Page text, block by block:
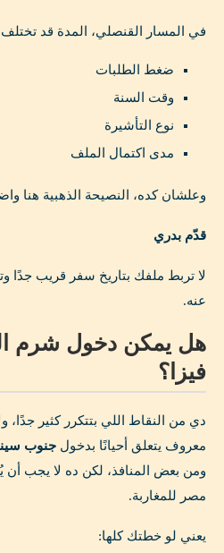
في المسار القنصلي، المدة قد
ضغط الطلبات
وقت السنة
نوع التأشيرة
مدى اكتمال الملف
وعلشان كده، النصيحة الذهبية هنا
قدّم بدري
لا تربط ملفك بتاريخ سفر قريب
عنه.
هل يمكن دخول شرم
فيزا؟
دي من النقاط اللي بتتكرر كثير جدًا،
معروف يتعلق أحيانًا بدخول جنوب
ومن بعض المنافذ، لكن ده لا يجب أن
مصر للمغاربة.
يعني لو خطتك كلها: